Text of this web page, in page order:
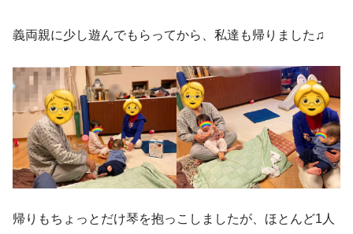
義両親に少し遊んでもらってから、私達も帰りました♫
帰りもちょっとだけ琴を抱っこしましたが、ほとんど1人